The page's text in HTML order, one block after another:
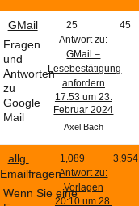
GMail
Fragen
und
Antworten
zu
Google
Mail
25
45
Antwort zu:
GMail –
Lesebestätigung
anfordern
17:53 um 23.
Februar 2024
Axel Bach
allg.
Emailfragen
Wenn Sie eine
1,089
3,954
Antwort zu:
Vorlagen
20:10 um 28.